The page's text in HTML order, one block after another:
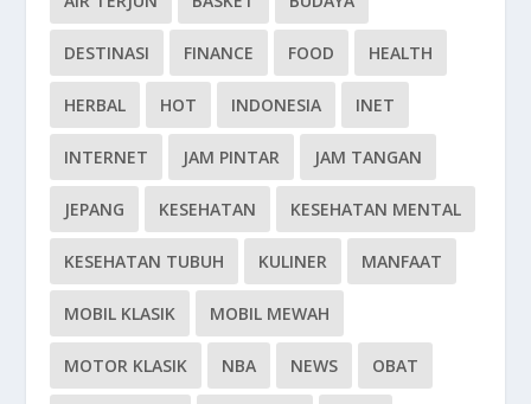
DESTINASI FINANCE FOOD HEALTH
HERBAL HOT INDONESIA INET
INTERNET JAM PINTAR JAM TANGAN
JEPANG KESEHATAN KESEHATAN MENTAL
KESEHATAN TUBUH KULINER MANFAAT
MOBIL KLASIK MOBIL MEWAH
MOTOR KLASIK NBA NEWS OBAT